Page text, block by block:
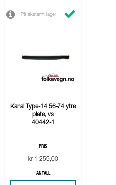
På eksternt lager
Kanal Type-14 56-74 ytre
plate, vs
40442-1
PRIS
kr 1 259,00
ANTALL